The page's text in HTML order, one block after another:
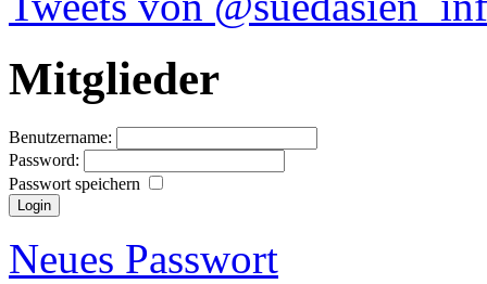
Mitglieder
Benutzername:
Password:
Passwort speichern
Neues Passwort